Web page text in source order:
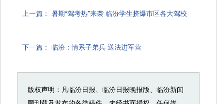
上一篇： 暑期“驾考热”来袭 临汾学生挤爆市区各大驾校
下一篇： 临汾：情系子弟兵 送法进军营
版权声明：凡临汾日报、临汾日报晚报版、临汾新闻